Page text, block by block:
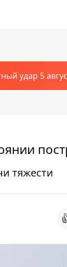
удар 5
тяжести